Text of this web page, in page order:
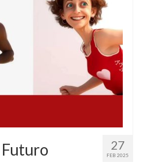
27
FEB 2025